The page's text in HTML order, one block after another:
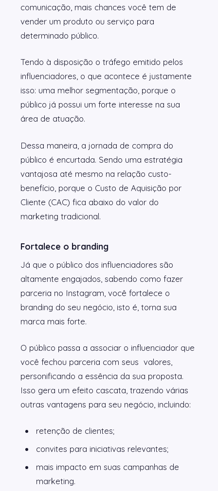
comunicação, mais chances você tem de
vender um produto ou serviço para
determinado público.
Tendo à disposição o tráfego emitido pelos
influenciadores, o que acontece é justamente
isso: uma melhor segmentação, porque o
público já possui um forte interesse na sua
área de atuação.
Dessa maneira, a jornada de compra do
público é encurtada. Sendo uma estratégia
vantajosa até mesmo na relação custo-
benefício, porque o Custo de Aquisição por
Cliente (CAC) fica abaixo do valor do
marketing tradicional.
Fortalece o branding
Já que o público dos influenciadores são
altamente engajados, sabendo como fazer
parceria no Instagram, você fortalece o
branding do seu negócio, isto é, torna sua
marca mais forte.
O público passa a associar o influenciador que
você fechou parceria com seus valores,
personificando a essência da sua proposta.
Isso gera um efeito cascata, trazendo várias
outras vantagens para seu negócio, incluindo:
retenção de clientes;
convites para iniciativas relevantes;
mais impacto em suas campanhas de
marketing.